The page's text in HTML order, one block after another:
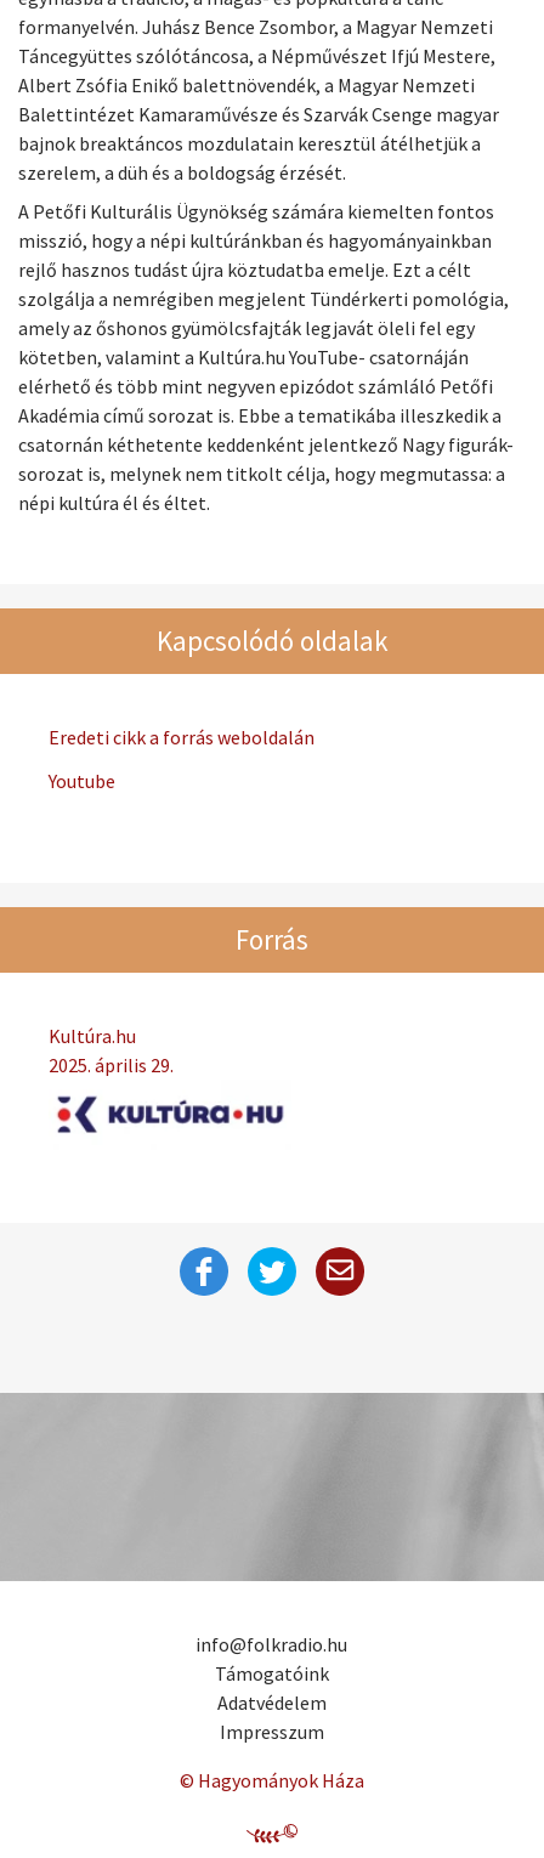
formanyelvén. Juhász Bence Zsombor, a Magyar Nemzeti
Táncegyüttes szólótáncosa, a Népművészet Ifjú Mestere,
Albert Zsófia Enikő balettnövendék, a Magyar Nemzeti
Balettintézet Kamaraművésze és Szarvák Csenge magyar
bajnok breaktáncos mozdulatain keresztül átélhetjük a
szerelem, a düh és a boldogság érzését.
A Petőfi Kulturális Ügynökség számára kiemelten fontos
misszió, hogy a népi kultúránkban és hagyományainkban
rejlő hasznos tudást újra köztudatba emelje. Ezt a célt
szolgálja a nemrégiben megjelent Tündérkerti pomológia,
amely az őshonos gyümölcsfajták legjavát öleli fel egy
kötetben, valamint a Kultúra.hu YouTube- csatornáján
elérhető és több mint negyven epizódot számláló Petőfi
Akadémia című sorozat is. Ebbe a tematikába illeszkedik a
csatornán kéthetente keddenként jelentkező Nagy figurák-
sorozat is, melynek nem titkolt célja, hogy megmutassa: a
népi kultúra él és éltet.
Kapcsolódó oldalak
Eredeti cikk a forrás weboldalán
Youtube
Forrás
Kultúra.hu
2025. április 29.
info@folkradio.hu
Támogatóink
Adatvédelem
Impresszum
© Hagyományok Háza